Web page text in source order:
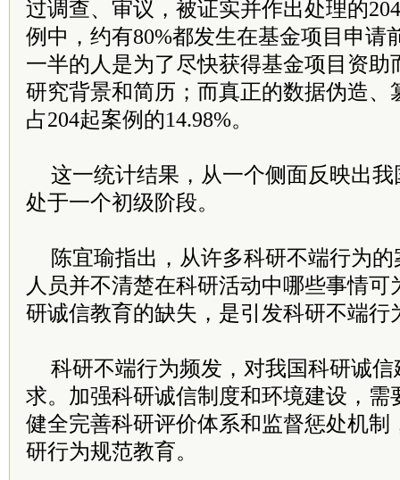
过调查、审议，被证实并作出处理的
例中，约有80%都发生在基金项目申请
一半的人是为了尽快获得基金项目资助
研究背景和简历；而真正的数据伪造、
占204起案例的14.98%。
这一统计结果，从一个侧面反映出
处于一个初级阶段。
陈宜瑜指出，从许多科研不端行为
人员并不清楚在科研活动中哪些事情
研诚信教育的缺失，是引发科研不端行
科研不端行为频发，对我国科研诚
求。加强科研诚信制度和环境建设，需
健全完善科研评价体系和监督惩处机制
研行为规范教育。